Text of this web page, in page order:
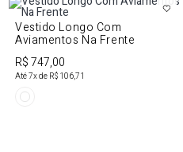
Vestido Longo Com
Aviamentos Na Frente
R$ 747,00
Até7x de R$ 106,71